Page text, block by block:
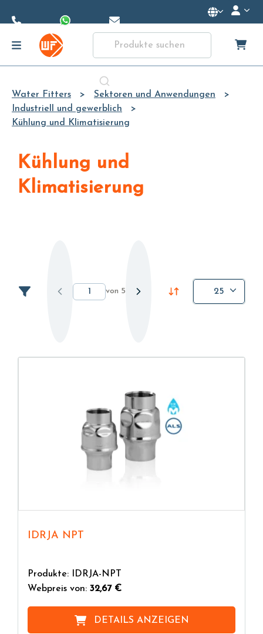
Content
Water Fitters
Sektoren und Anwendungen
Industriell und gewerblich
Kühlung und Klimatisierung
Kühlung und
Klimatisierung
von 5 25
IDRJA NPT
Produkte: IDRJA-NPT
Webpreis von: 32,67 €
DETAILS ANZEIGEN